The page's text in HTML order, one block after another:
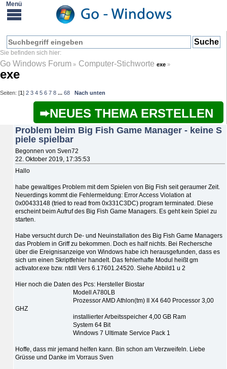
Go Windows Forum » Computer-Stichworteexe »
exe
Seiten: [1] 2 3 4 5 6 7 8 ... 68 Nach unten
NEUES THEMA ERSTELLEN
Problem beim Big Fish Game Manager - keine S
piele spielbar
Begonnen von Sven72
22. Oktober 2019, 17:35:53
Hallo
habe gewaltiges Problem mit dem Spielen von Big Fish seit geraumer Zeit.
Neuerdings kommt die Fehlermeldung: Error Access Violation at
0x00433148 (tried to read from 0x331C3DC) program terminated. Diese
erscheint beim Aufruf des Big Fish Game Managers. Es geht kein Spiel zu
starten.
Habe versucht durch De- und Neuinstallation des Big Fish Game Managers
das Problem in Griff zu bekommen. Doch es half nichts. Bei Rechersche
über die Ereignisanzeige von Windows habe ich herausgefunden, dass es
sich um einen Skriptfehler handelt. Das fehlerhafte Modul heißt gm
activator.exe bzw. ntdll Vers 6.17601.24520. Siehe Abbild1 u 2
Hier noch die Daten des Pcs: Hersteller Biostar
Modell A780LB
Prozessor AMD Athlon(tm) II X4 640 Processor 3,00
GHZ
installierter Arbeitsspeicher 4,00 GB Ram
System 64 Bit
Windows 7 Ultimate Service Pack 1
Hoffe, dass mir jemand helfen kann. Bin schon am Verzweifeln. Liebe
Grüsse und Danke im Vorraus Sven